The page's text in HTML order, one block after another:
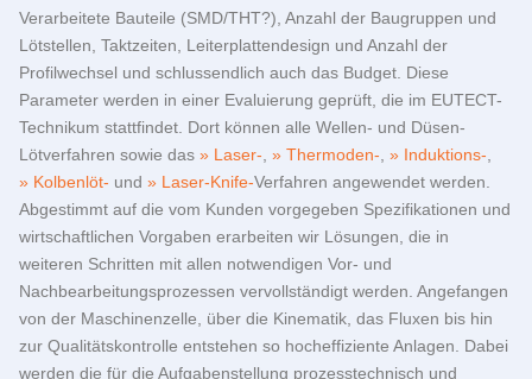
Verarbeitete Bauteile (SMD/THT?), Anzahl der Baugruppen und
Lötstellen, Taktzeiten, Leiterplattendesign und Anzahl der
Profilwechsel und schlussendlich auch das Budget. Diese
Parameter werden in einer Evaluierung geprüft, die im EUTECT-
Technikum stattfindet. Dort können alle Wellen- und Düsen-
Lötverfahren sowie das
Laser- Thermoden- Induktions-
Kolbenlöt- und Laser-Knife-Verfahren angewendet werden.
Abgestimmt auf die vom Kunden vorgegeben Spezifikationen und
wirtschaftlichen Vorgaben erarbeiten wir Lösungen, die in
weiteren Schritten mit allen notwendigen Vor- und
Nachbearbeitungsprozessen vervollständigt werden. Angefangen
von der Maschinenzelle, über die Kinematik, das Fluxen bis hin
zur Qualitätskontrolle entstehen so hocheffiziente Anlagen. Dabei
werden die für die Aufgabenstellung prozesstechnisch und